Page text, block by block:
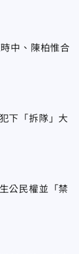
中、陳柏惟合
下「拆隊」大
公民權並「禁